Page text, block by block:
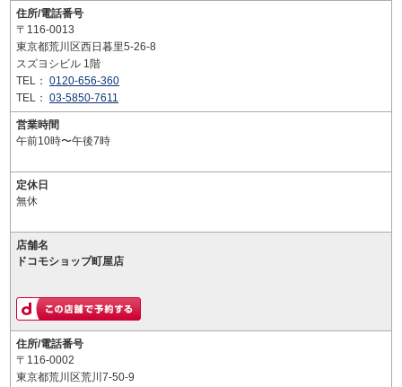
住所/電話番号
〒116-0013
東京都荒川区西日暮里5-26-8
スズヨシビル 1階
TEL： 0120-656-360
TEL： 03-5850-7611
営業時間
午前10時〜午後7時
定休日
無休
店舗名
ドコモショップ町屋店
住所/電話番号
〒116-0002
東京都荒川区荒川7-50-9